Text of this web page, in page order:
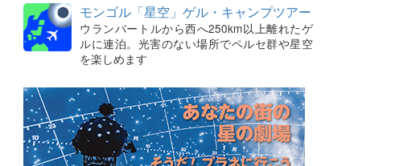
モンゴル「星空」ゲル・キャンプツアー
ウランバートルから西へ250km以上離れたゲ
ルに連泊。光害のない場所でペルセ群や星空
を楽しめます